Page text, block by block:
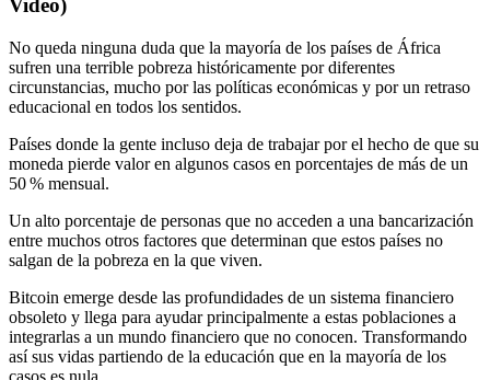
Video)
No queda ninguna duda que la mayoría de los países de África
sufren una terrible pobreza históricamente por diferentes
circunstancias, mucho por las políticas económicas y por un retraso
educacional en todos los sentidos.
Países donde la gente incluso deja de trabajar por el hecho de que su
moneda pierde valor en algunos casos en porcentajes de más de un
50 % mensual.
Un alto porcentaje de personas que no acceden a una bancarización
entre muchos otros factores que determinan que estos países no
salgan de la pobreza en la que viven.
Bitcoin emerge desde las profundidades de un sistema financiero
obsoleto y llega para ayudar principalmente a estas poblaciones a
integrarlas a un mundo financiero que no conocen. Transformando
así sus vidas partiendo de la educación que en la mayoría de los
casos es nula.